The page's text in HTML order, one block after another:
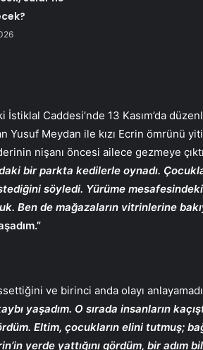
Caddesi’nde 13 Kasım’da
Meydan ile kızı Ecrin ömrünü
nişanı öncesi ailece gezmeye
bir parkta kedilerle oynadı.
söyledi. Yürüme
Ben de mağazaların vitrinlerine
ve birinci anda olayı
yaşadım. O sırada insanların
Eltim, çocukların elini tutmuş;
yerde yattığını gördüm, bir adım